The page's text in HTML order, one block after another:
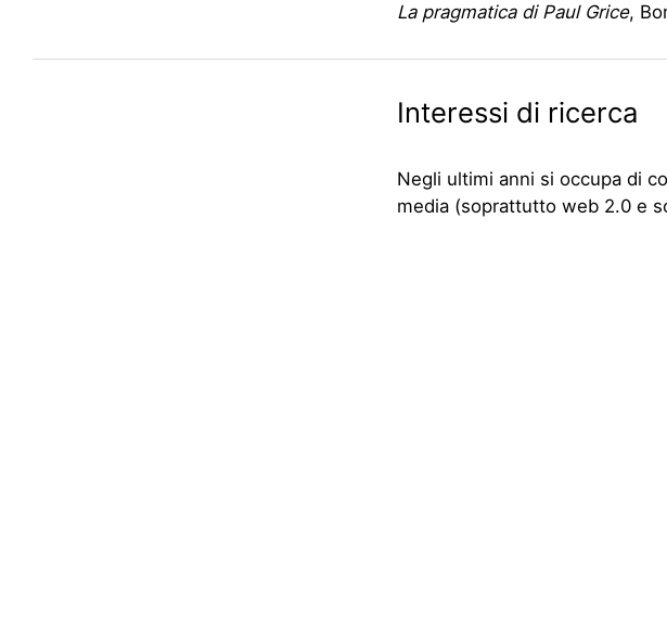
La pragmatica di Paul Grice,
Interessi di ricerca
Negli ultimi anni si occupa di
media (soprattutto web 2.0 e